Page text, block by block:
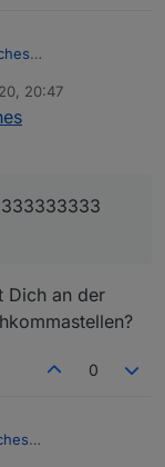
20:47
Dich an der
0